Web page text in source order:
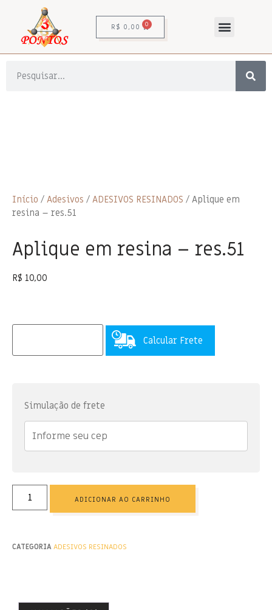
R$ 0,00 0
Início / Adesivos / ADESIVOS RESINADOS / Aplique em
resina – res.51
Aplique em resina – res.51
R$ 10,00
Calcular Frete
Simulação de frete
ADICIONAR AO CARRINHO
CATEGORIAADESIVOS RESINADOS